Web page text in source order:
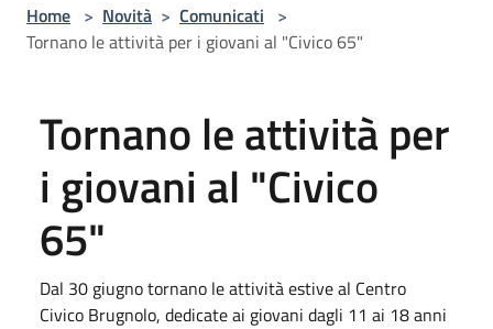
Home > Novità > Comunicati >
Tornano le attività per i giovani al "Civico 65"
Tornano le attività per
i giovani al "Civico
65"
Dal 30 giugno tornano le attività estive al Centro
Civico Brugnolo, dedicate ai giovani dagli 11 ai 18 anni